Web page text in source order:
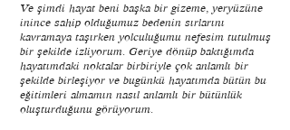
Ve şimdi hayat beni başka bir gizeme, yeryüzüne
inince sahip olduğumuz bedenin sırlarını
kavramaya taşırken yolculuğumu nefesim tutulmuş
bir şekilde izliyorum. Geriye dönüp baktığımda
hayatımdaki noktalar birbiriyle çok anlamlı bir
şekilde birleşiyor ve bugünkü hayatımda bütün bu
eğitimleri almamın nasıl anlamlı bir bütünlük
oluşturduğunu görüyorum.